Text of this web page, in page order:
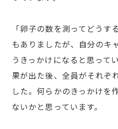
「卵子の数を測ってどうす
もありましたが、自分のキ
うきっかけになると思って
果が出た後、全員がそれぞ
した。何らかのきっかけを
ないかと思っています。